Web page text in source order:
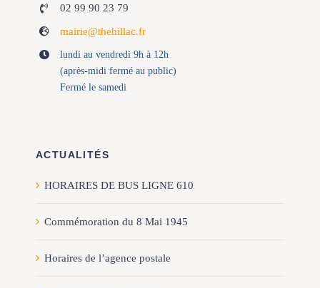
02 99 90 23 79
mairie@thehillac.fr
lundi au vendredi 9h à 12h
(après-midi fermé au public)
Fermé le samedi
ACTUALITÉS
HORAIRES DE BUS LIGNE 610
Commémoration du 8 Mai 1945
Horaires de l’agence postale